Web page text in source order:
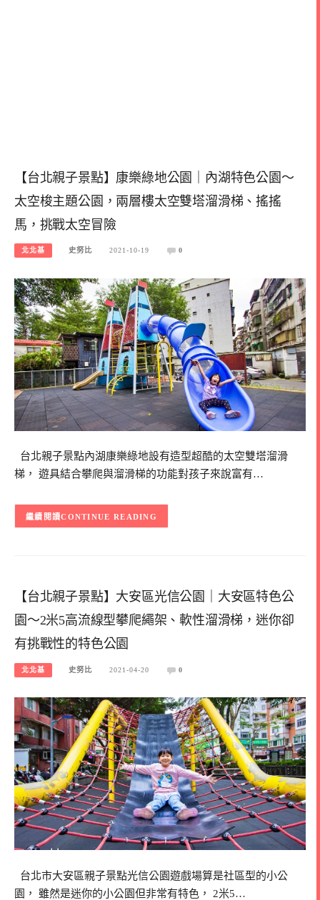
【台北親子景點】康樂綠地公園｜內湖特色公園～
太空梭主題公園，兩層樓太空雙塔溜滑梯、搖搖
馬，挑戰太空冒險
北北基 史努比 2021-10-19 0
台北親子景點內湖康樂綠地設有造型超酷的太空雙塔溜滑
梯， 遊具結合攀爬與溜滑梯的功能對孩子來說富有…
CONTINUE READING
【台北親子景點】大安區光信公園｜大安區特色公
園～2米5高流線型攀爬繩架、軟性溜滑梯，迷你卻
有挑戰性的特色公園
北北基 史努比 2021-04-20 0
台北市大安區親子景點光信公園遊戲場算是社區型的小公
園， 雖然是迷你的小公園但非常有特色， 2米5…